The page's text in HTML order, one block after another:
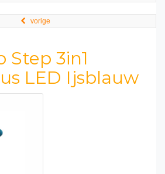
vorige
Step 3in1
LED Ijsblauw